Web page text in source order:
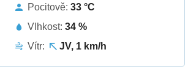
Pocitově: 33 °C
Vlhkost: 34 %
Vítr:
JV, 1 km/h